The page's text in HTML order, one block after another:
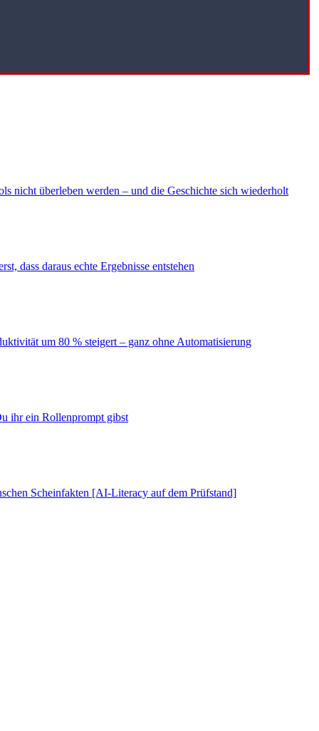
nicht überleben werden – und die Geschichte sich wiederholt
dass daraus echte Ergebnisse entstehen
um 80 % steigert – ganz ohne Automatisierung
ihr ein Rollenprompt gibst
Scheinfakten [AI-Literacy auf dem Prüfstand]